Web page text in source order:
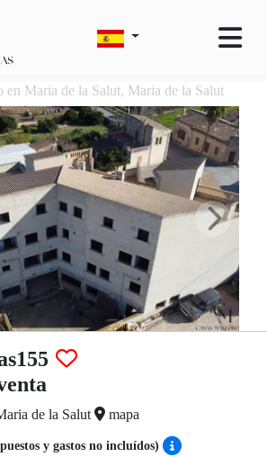
en Maria de la Salut, Maria de la Salut
de la Salut mapa
y gastos no incluídos)